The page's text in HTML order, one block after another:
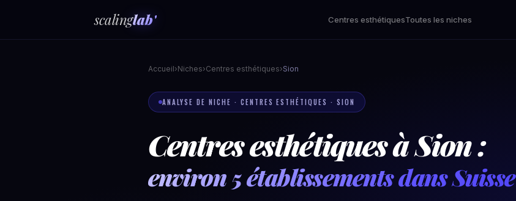
scalinglab' Centres esthétiquesToutes les niches
Accueil›Niches›Centres esthétiques›Sion
ANALYSE DE NICHE · CENTRES ESTHÉTIQUES · SION
Centres esthétiques à Sion :
environ 5 établissements dans Suisse